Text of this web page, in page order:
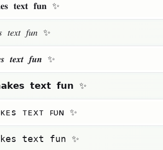
𝐭𝐞𝐱𝐭 𝐟𝐮𝐧 ✨
𝑡𝑒𝑥𝑡 𝑓𝑢𝑛 ✨
𝒕𝒆𝒙𝒕 𝒇𝒖𝒏 ✨
𝘁𝗲𝘅𝘁 𝗳𝘂𝗻 ✨
ᴛᴇxᴛ ꜰᴜɴ ✨
𝚝𝚎𝚡𝚝 𝚏𝚞𝚗 ✨